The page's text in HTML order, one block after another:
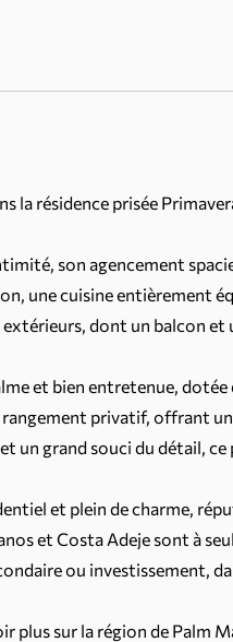
la résidence prisée
son agencement
une cuisine entièrement
dont un balcon
et bien entretenue,
privatif, offrant
un grand souci du détail,
et plein de charme,
et Costa Adeje sont à
ou investissement,
plus sur la région de Palm